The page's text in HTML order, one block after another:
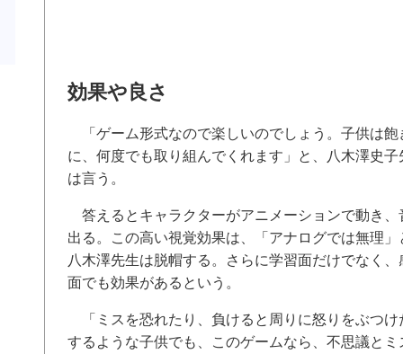
効果や良さ
「ゲーム形式なので楽しいのでしょう。子供は飽
に、何度でも取り組んでくれます」と、八木澤史子
は言う。
答えるとキャラクターがアニメーションで動き、
出る。この高い視覚効果は、「アナログでは無理」
八木澤先生は脱帽する。さらに学習面だけでなく、
面でも効果があるという。
「ミスを恐れたり、負けると周りに怒りをぶつけ
するような子供でも、このゲームなら、不思議とミ